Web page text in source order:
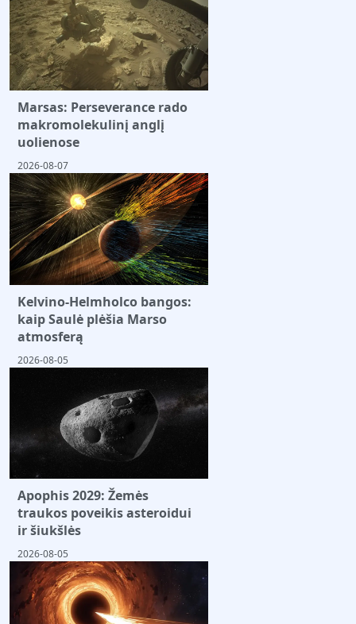
Marsas: Perseverance rado
makromolekulinį anglį
uolienose
2026-08-07
Kelvino-Helmholco bangos:
kaip Saulė plėšia Marso
atmosferą
2026-08-05
Apophis 2029: Žemės
traukos poveikis asteroidui
ir šiukšlės
2026-08-05